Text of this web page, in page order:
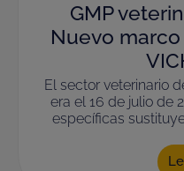
GMP
Nuevo
El sector veterinario
era el 16 de julio de
específicas